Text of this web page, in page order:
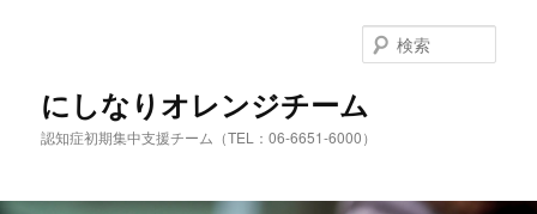
にしなりオレンジチーム
認知症初期集中支援チーム（TEL：06-6651-6000）
索